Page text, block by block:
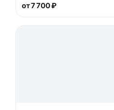
от 7 700 ₽